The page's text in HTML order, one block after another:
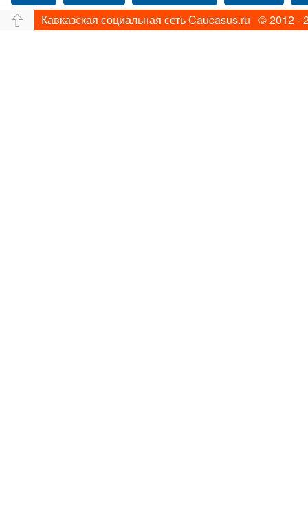
Путешествие
Перевал Ущелье
Кавказская социальная сеть Caucasus.ru © 2012 -